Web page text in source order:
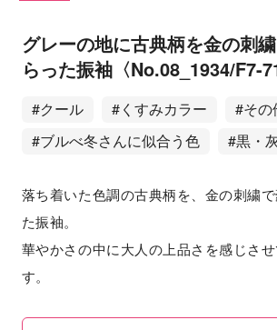
グレーの地に古典柄を金の刺
らった振袖〈No.08_1934/F7-
#クール #くすみカラー
#その
#ブルべ冬さんに似合う色
#黒・
落ち着いた色調の古典柄を、金の刺繍
た振袖。
華やかさの中に大人の上品さを感じさ
す。